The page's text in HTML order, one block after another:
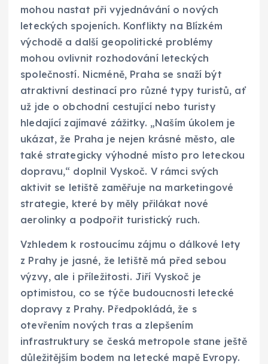
mohou nastat při vyjednávání o nových
leteckých spojeních. Konflikty na Blízkém
východě a další geopolitické problémy
mohou ovlivnit rozhodování leteckých
společností. Nicméně, Praha se snaží být
atraktivní destinací pro různé typy turistů, ať
už jde o obchodní cestující nebo turisty
hledající zajímavé zážitky. „Naším úkolem je
ukázat, že Praha je nejen krásné město, ale
také strategicky výhodné místo pro leteckou
dopravu,“ doplnil Vyskoč. V rámci svých
aktivit se letiště zaměřuje na marketingové
strategie, které by měly přilákat nové
aerolinky a podpořit turistický ruch.
Vzhledem k rostoucímu zájmu o dálkové lety
z Prahy je jasné, že letiště má před sebou
výzvy, ale i příležitosti. Jiří Vyskoč je
optimistou, co se týče budoucnosti letecké
dopravy z Prahy. Předpokládá, že s
otevřením nových tras a zlepšením
infrastruktury se česká metropole stane ještě
důležitějším bodem na letecké mapě Evropy.